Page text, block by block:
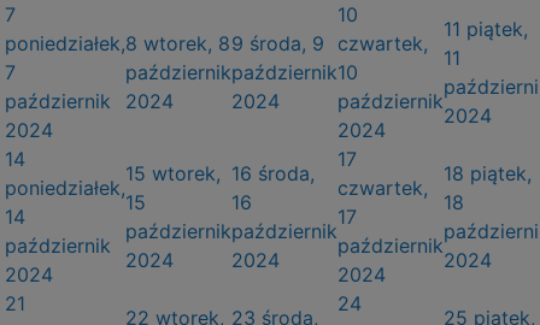
7
poniedziałek,
7
październik
2024
8 wtorek, 8
październik
2024
9 środa, 9
październik
2024
10
czwartek,
10
październik
2024
11 piątek,
11
2024
14
poniedziałek,
14
październik
2024
15 wtorek,
15
październik
2024
16 środa,
16
październik
2024
17
czwartek,
17
październik
2024
18 piątek,
18
2024
21
22 wtorek, 23 środa,
24
25 piątek,